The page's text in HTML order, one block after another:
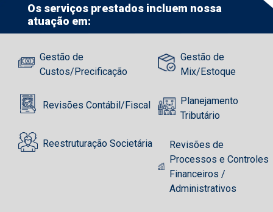
Os serviços prestados incluem nossa
atuação em:
Gestão de
Custos/Precificação
Revisões Contábil/Fiscal
Reestruturação Societária
Gestão de
Mix/Estoque
Planejamento
Tributário
Revisões de
Processos e Controles
Financeiros /
Administrativos